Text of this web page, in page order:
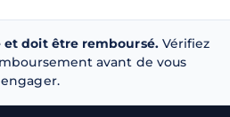
et doit être remboursé.Vérifiez
avant de vous
engager.